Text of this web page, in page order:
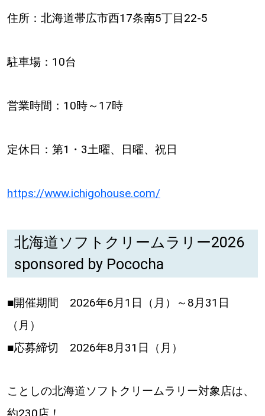
住所：北海道帯広市西17条南5丁目22-5
駐車場：10台
営業時間：10時～17時
定休日：第1・3土曜、日曜、祝日
https://www.ichigohouse.com/
北海道ソフトクリームラリー2026
sponsored by Pococha
■開催期間 2026年6月1日（月）～8月31日
（月）
■応募締切 2026年8月31日（月）
ことしの北海道ソフトクリームラリー対象店は、